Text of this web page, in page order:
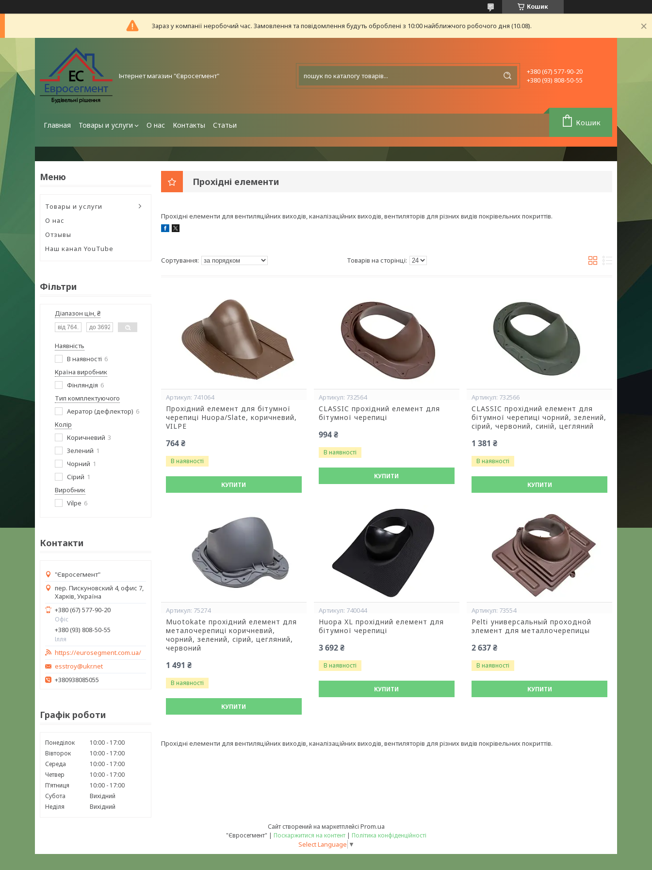
Кошик
Зараз у компанії неробочий час. Замовлення та повідомлення будуть оброблені з 10:00 найближчого робочого дня (10.08).
Інтернет магазин "Євросегмент"
+380 (67) 577-90-20
+380 (93) 808-50-55
Главная Товары и услуги О нас Контакты Статьи Кошик
Товары и услуги
О нас
Отзывы
Наш канал YouTube
Фільтри
Діапазон цін, ₴
Наявність
В наявності 6
Країна виробник
Фінляндія 6
Тип комплектуючого
Аератор (дефлектор) 6
Колір
Коричневий 3
Зелений 1
Чорний 1
Сірий 1
Виробник
Vilpe 6
Контакти
"Євросегмент"
пер. Пискуновский 4, офис 7,
Харків, Україна
+380 (67) 577-90-20
Офіс
+380 (93) 808-50-55
Ілля
https://eurosegment.com.ua/
esstroy@ukr.net
+380938085055
Графік роботи
Понеділок 10:00
17:00
Вівторок
10:00
17:00
Середа
10:00
17:00
Четвер
10:00
17:00
Пʼятниця
10:00
17:00
Субота
Вихідний
Неділя
Вихідний
Прохідні елементи
Прохідні елементи для вентиляційних виходів, каналізаційних виходів, вентиляторів для різних видів покрівельних покриттів.
741064
Прохідний елемент для бітумної
черепиці Huopa/Slate, коричневий,
VILPE
764 ₴
В наявності
КУПИТИ
732564
CLASSIC прохідний елемент для
бітумної черепиці
994 ₴
В наявності
КУПИТИ
732566
CLASSIC прохідний елемент для
бітумної черепиці чорний, зелений,
сірий, червоний, синій, цегляний
1 381 ₴
В наявності
КУПИТИ
75274
Muotokate прохідний елемент для
металочерепиці коричневий,
чорний, зелений, сірий, цегляний,
червоний
1 491 ₴
В наявності
КУПИТИ
740044
Huopa XL прохідний елемент для
бітумної черепиці
3 692 ₴
В наявності
КУПИТИ
73554
Pelti универсальный проходной
элемент для металлочерепицы
2 637 ₴
В наявності
КУПИТИ
Прохідні елементи для вентиляційних виходів, каналізаційних виходів, вентиляторів для різних видів покрівельних покриттів.
Сайт створений на маркетплейсі Prom.ua
"Євросегмент" | Поскаржитися на контент | Політика конфіденційності
Select Language ▼